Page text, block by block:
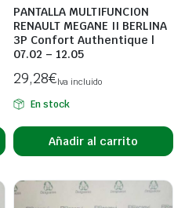
PANTALLA MULTIFUNCION
RENAULT MEGANE II BERLINA
3P Confort Authentique |
07.02 – 12.05
29,28€Iva incluido
En stock
Añadir al carrito